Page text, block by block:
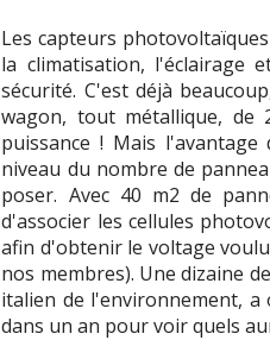
Les capteurs
la climatisation, l'éclairage
sécurité. C'est déjà
wagon, tout métallique, de
puissance ! Mais
niveau du nombre de
poser. Avec 40 m2 de
d'associer les cellules
afin d'obtenir le voltage
nos membres). Une dizaine
italien de l'environnement, a
dans un an pour voir quels